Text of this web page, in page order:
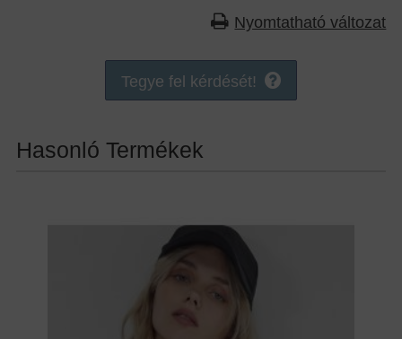
Nyomtatható változat
Tegye fel kérdését!
Hasonló Termékek